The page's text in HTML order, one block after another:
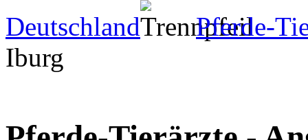
Deutschland
Pferde-
Iburg